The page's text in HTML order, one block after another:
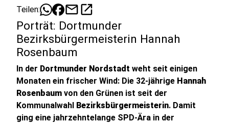
Teilen: mailopen_in_new
Porträt: Dortmunder
Bezirksbürgermeisterin Hannah
Rosenbaum
In der Dortmunder Nordstadt weht seit einigen
Monaten ein frischer Wind: Die 32-jährige Hannah
Rosenbaum von den Grünen ist seit der
Kommunalwahl Bezirksbürgermeisterin. Damit
ging eine jahrzehntelange SPD-Ära in der